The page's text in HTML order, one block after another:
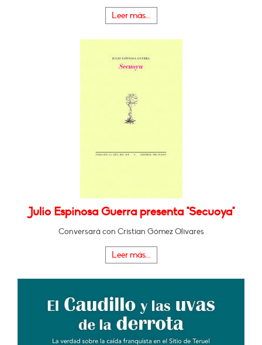
Leer más...
Julio Espinosa Guerra presenta "Secuoya"
Conversará con Cristian Gómez Olivares
Leer más...